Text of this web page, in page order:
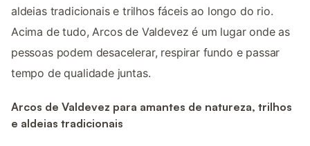
aldeias tradicionais e trilhos fáceis ao longo do rio.
Acima de tudo, Arcos de Valdevez é um lugar onde as
pessoas podem desacelerar, respirar fundo e passar
tempo de qualidade juntas.
Arcos de Valdevez para amantes de natureza, trilhos
e aldeias tradicionais